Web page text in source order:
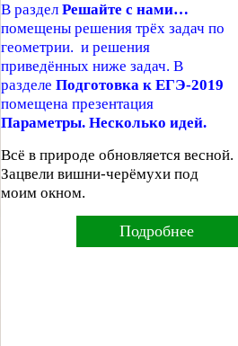
В раздел Решайте с нами…
помещены решения трёх задач по
геометрии. и решения
приведённых ниже задач. В
разделеПодготовка к ЕГЭ-2019
помещена презентация
Параметры. Несколько идей.
Всё в природе обновляется весной.
Зацвели вишни-черёмухи под
моим окном.
Подробнее